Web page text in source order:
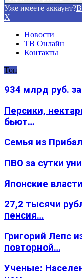
Уже имеете аккаунт?
X
Новости
ТВ Онлайн
Контакты
Топ
934 млрд руб.
Персики,
бьют…
Семья из
ПВО за сутки
Японские
27,2 тысячи
пенсия…
Григорий Лепс
повторной…
Ученые: